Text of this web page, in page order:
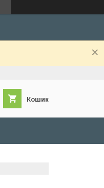
Кошик